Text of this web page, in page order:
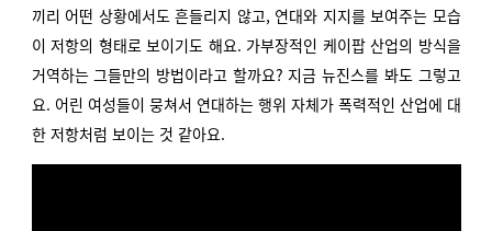
끼리 어떤 상황에서도 흔들리지 않고, 연대와 지지를 보여주는 모습
이 저항의 형태로 보이기도 해요. 가부장적인 케이팝 산업의 방식을
거역하는 그들만의 방법이라고 할까요? 지금 뉴진스를 봐도 그렇고
요. 어린 여성들이 뭉쳐서 연대하는 행위 자체가 폭력적인 산업에 대
한 저항처럼 보이는 것 같아요.